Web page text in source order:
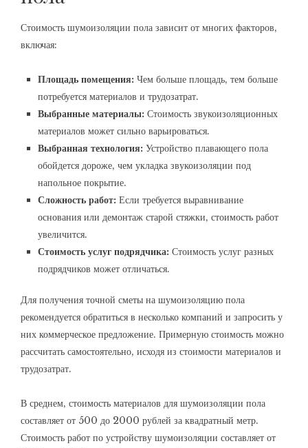
Стоимость шумоизоляции пола зависит от многих факторов‚
включая:
Площадь помещения: Чем больше площадь‚ тем больше
потребуется материалов и трудозатрат.
Выбранные материалы: Стоимость звукоизоляционных
материалов может сильно варьироваться.
Выбранная технология: Устройство плавающего пола
обойдется дороже‚ чем укладка звукоизоляции под
напольное покрытие.
Сложность работ: Если требуется выравнивание
основания или демонтаж старой стяжки‚ стоимость работ
увеличится.
Стоимость услуг подрядчика: Стоимость услуг разных
подрядчиков может отличаться.
Для получения точной сметы на шумоизоляцию пола
рекомендуется обратиться в несколько компаний и запросить у
них коммерческое предложение. Примерную стоимость можно
рассчитать самостоятельно‚ исходя из стоимости материалов и
трудозатрат.
В среднем‚ стоимость материалов для шумоизоляции пола
составляет от 500 до 2000 рублей за квадратный метр.
Стоимость работ по устройству шумоизоляции составляет от